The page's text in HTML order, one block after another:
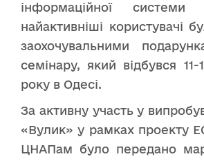
інформаційної
найактивніші користувачі
заохочувальними
семінару, який відбувся 11-
року в Одесі.
За активну участь у
«Вулик» у рамках проекту
ЦНАПам було передано